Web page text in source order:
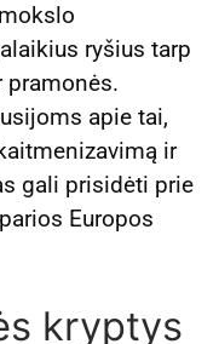
ryšius tarp
pramonės.
apie tai,
ir
gali prisidėti prie
Europos
kryptys